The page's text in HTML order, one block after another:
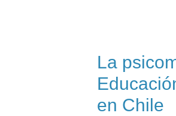
La
en Chile